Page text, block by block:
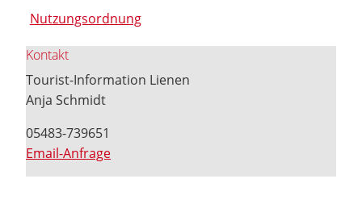
Nutzungsordnung
Kontakt
Tourist-Information Lienen
Anja Schmidt
05483-739651
Email-Anfrage